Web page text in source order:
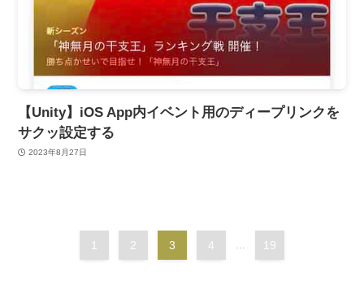
【Unity】iOS App内イベント用のディープリンクを
サクッ設定する
2023年8月27日
1 2 3 4 19